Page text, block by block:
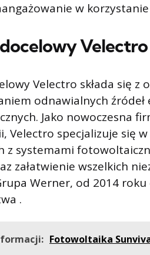
w
Velectro
Velectro składa się
odnawialnych
Jako nowoczesna
Velectro specjalizuje się
z systemami
załatwienie wszelkich
Werner, od 2014
.
Fotowoltaika